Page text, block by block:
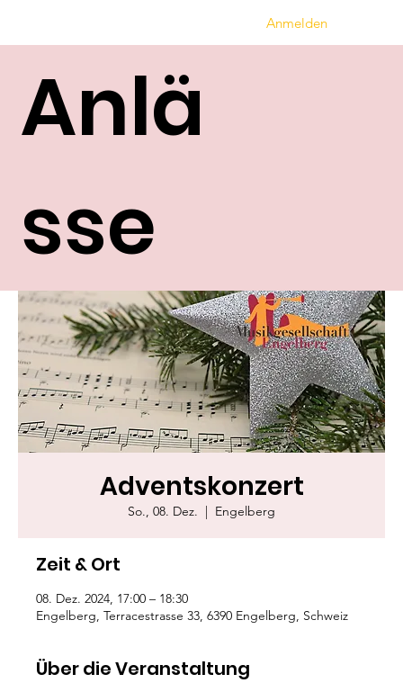
Anmelden
Anlä
sse
Adventskonzert
So., 08. Dez.
  |
Engelberg
Zeit & Ort
08. Dez. 2024, 17:00 – 18:30
Engelberg, Terracestrasse 33, 6390 Engelberg, Schweiz
Über die Veranstaltung